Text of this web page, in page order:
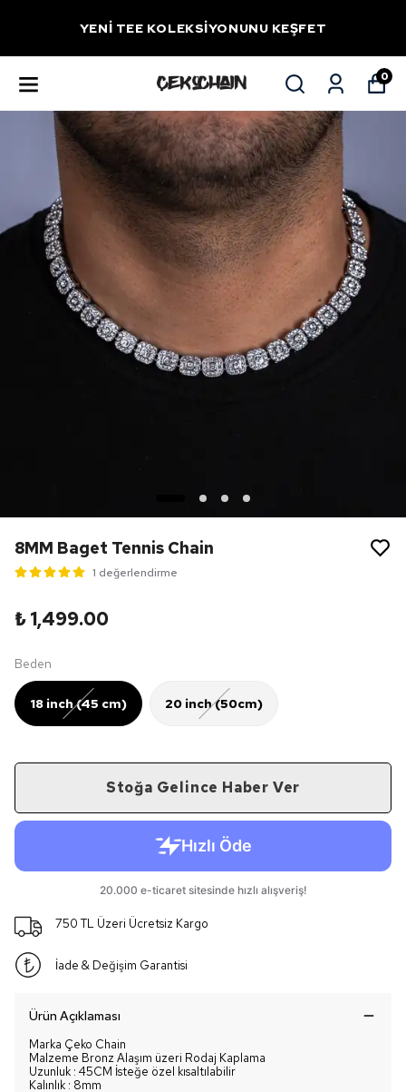
YENİ TEE KOLEKSİYONUNU KEŞFET
0
8MM Baget Tennis Chain
1 değerlendirme
₺ 1,499.00
Beden
18 inch (45 cm) 20 inch (50cm)
Stoğa Gelince Haber Ver
750 TL Üzeri Ücretsiz Kargo
İade & Değişim Garantisi
Ürün Açıklaması
Marka Çeko Chain
Malzeme Bronz Alaşım üzeri Rodaj Kaplama
Uzunluk : 45CM İsteğe özel kısaltılabilir
Kalınlık : 8mm